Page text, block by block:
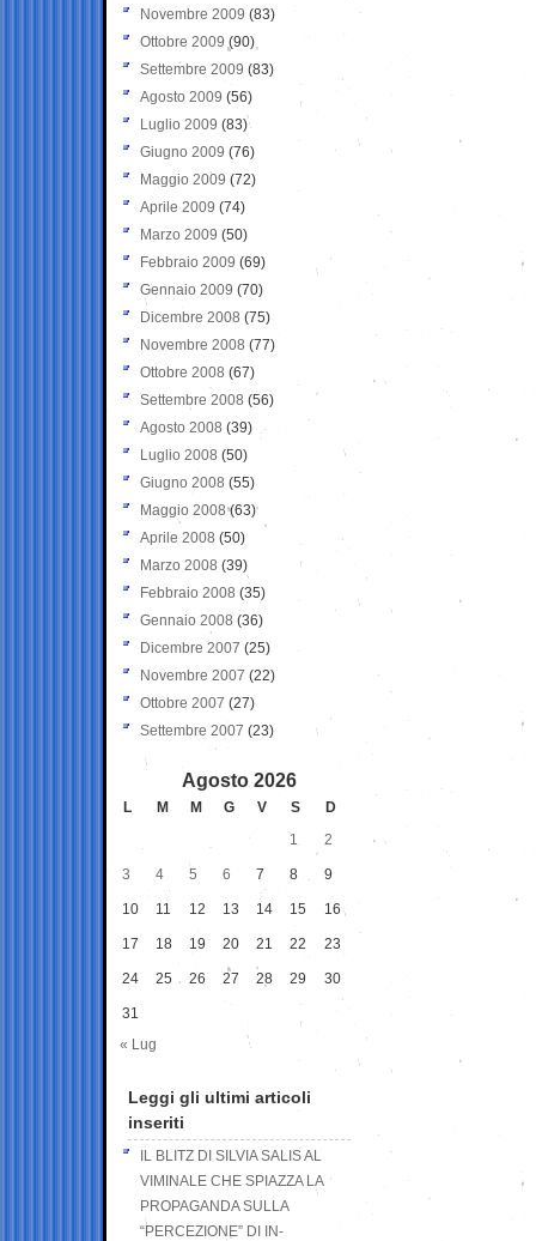
Novembre 2009 (83)
Ottobre 2009 (90)
Settembre 2009 (83)
Agosto 2009 (56)
Luglio 2009 (83)
Giugno 2009 (76)
Maggio 2009 (72)
Aprile 2009 (74)
Marzo 2009 (50)
Febbraio 2009 (69)
Gennaio 2009 (70)
Dicembre 2008 (75)
Novembre 2008 (77)
Ottobre 2008 (67)
Settembre 2008 (56)
Agosto 2008 (39)
Luglio 2008 (50)
Giugno 2008 (55)
Maggio 2008(63)
Aprile 2008 (50)
Marzo 2008 (39)
Febbraio 2008 (35)
Gennaio 2008 (36)
Dicembre 2007 (25)
Novembre 2007 (22)
Ottobre 2007 (27)
Settembre 2007 (23)
Agosto 2026
L M M G V S
D
1
2
3 4 5 6 7 8 9
10 11 12 13 14 15 16
17 18 19 20 21 22 23
24 25 26 27 28 29 30
31
« Lug
Leggi gli ultimi articoli
inseriti
IL BLITZ DI SILVIA SALIS AL
VIMINALE CHE SPIAZZA LA
PROPAGANDA SULLA
“PERCEZIONE” DI IN-